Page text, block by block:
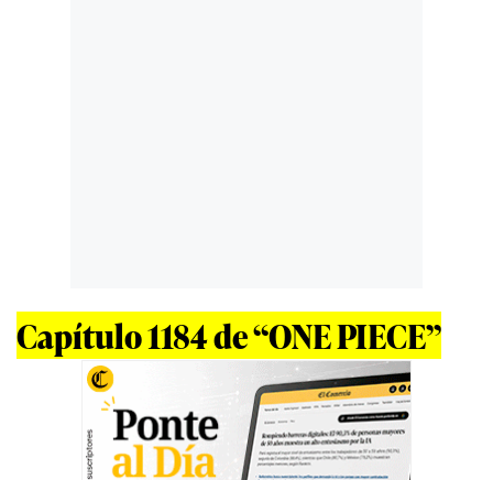
Capítulo 1184 de “ONE PIECE”